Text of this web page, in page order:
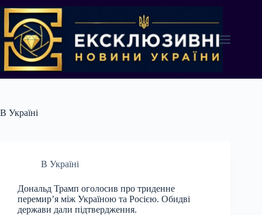
до
вмісту
В Україні
В Україні
Дональд Трамп оголосив про триденне
перемир’я між Україною та Росією. Обидві
держави дали підтвердження.